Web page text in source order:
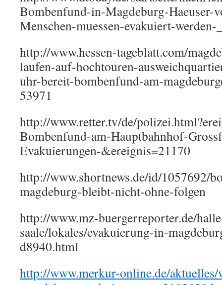
Bombenfund-in-Magdeburg-Haeuser-
Menschen-muessen-evakuiert-
http://www.hessen-tageblatt.com/
laufen-auf-hochtouren-
uhr-bereit-bombenfund-am-
53971
http://www.retter.tv/de/
Bombenfund-am-Hauptbahnhof-
Evakuierungen-&ereignis=21170
http://www.shortnews.de/id/1057692/
magdeburg-bleibt-nicht-ohne-folgen
http://www.mz-buergerreporter.de/
saale/lokales/evakuierung-in-
d8940.html
http://www.merkur-online.de/